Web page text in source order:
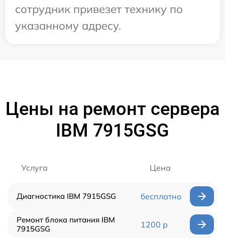
сотрудник привезет технику по
указанному адресу.
Цены на ремонт сервера
IBM 7915GSG
Услуга Цена
Диагностика IBM 7915GSG бесплатно
Ремонт блока питания IBM
7915GSG
1200 р